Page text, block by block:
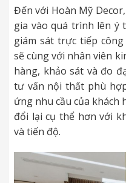
Đến với Hoàn Mỹ
gia vào quá trình lên ý
giám sát trực tiếp
sẽ cùng với nhân viên
hàng, khảo sát và đo
tư vấn nội thất phù
ứng nhu cầu của khách
đổi lại cụ thể hơn với
và tiến độ.